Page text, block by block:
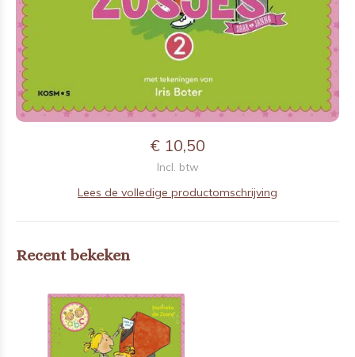
€ 10,50
Incl. btw
Lees de volledige productomschrijving
Recent bekeken